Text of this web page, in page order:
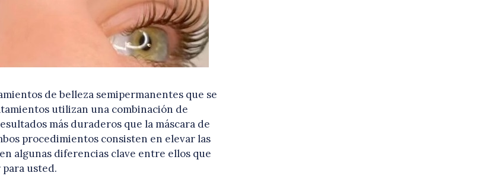
de belleza semipermanentes que se
utilizan una combinación de
más duraderos que la máscara de
procedimientos consisten en elevar las
algunas diferencias clave entre ellos que
usted.